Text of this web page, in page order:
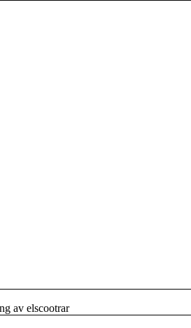
av elscootrar